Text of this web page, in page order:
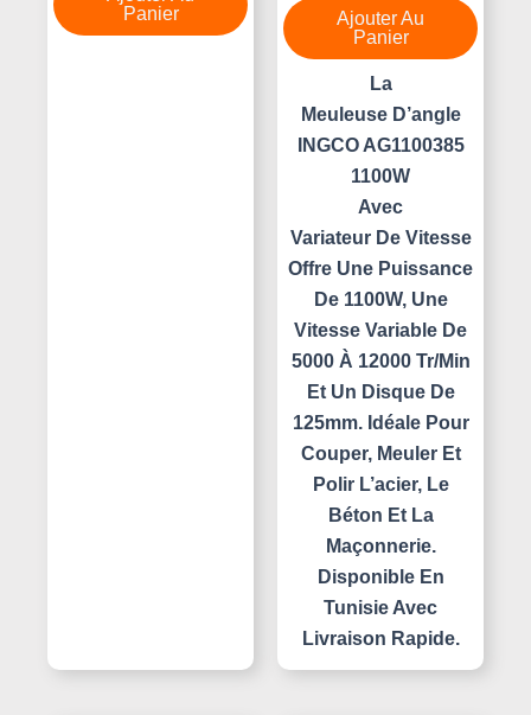
Panier
5
Ajouter Au
Panier
La
Meuleuse D’angle
INGCO AG1100385
1100W
Avec
Variateur De Vitesse
Offre Une Puissance
De 1100W, Une
Vitesse Variable De
5000 À 12000 Tr/min
Et Un Disque De
125mm. Idéale Pour
Couper, Meuler Et
Polir L’acier, Le
Béton Et La
Maçonnerie.
Disponible En
Tunisie Avec
Livraison Rapide.